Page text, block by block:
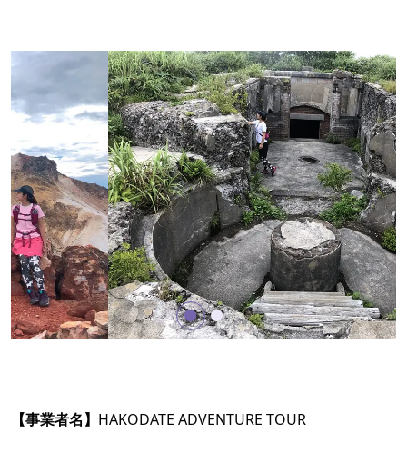
【事業者名】 HAKODATE ADVENTURE TOUR